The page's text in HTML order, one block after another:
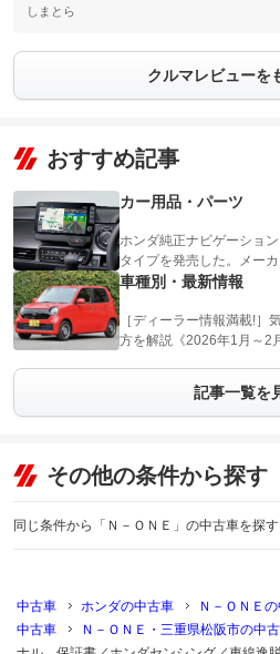
しまとら
クルマレビューを
おすすめ記事
カー用品・パーツ
ホンダ純正ナビゲーショ
タイプを発売した。メー
車種別・最新情報
［ディーラー情報満載!］
方を解説《2026年1月～2
記事一覧を
その他の条件から探す
同じ条件から「Ｎ－ＯＮＥ」の中古車を探す
中古車 ホンダの中古車 Ｎ－ＯＮＥ
中古車
Ｎ－ＯＮＥ・三重県松阪市の中